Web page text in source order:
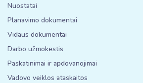
Nuostatai
Planavimo dokumentai
Vidaus dokumentai
Darbo užmokestis
Paskatinimai ir apdovanojimai
Vadovo veiklos ataskaitos